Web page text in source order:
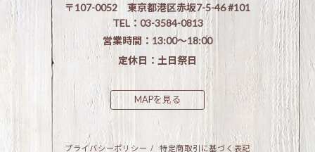
〒107-0052 東京都港区赤坂7-5-46 #101
TEL：03-3584-0813
営業時間：13:00〜18:00
定休日：土日祭日
MAPを見る
プライバシーポリシー / 特定商取引に基づく表記